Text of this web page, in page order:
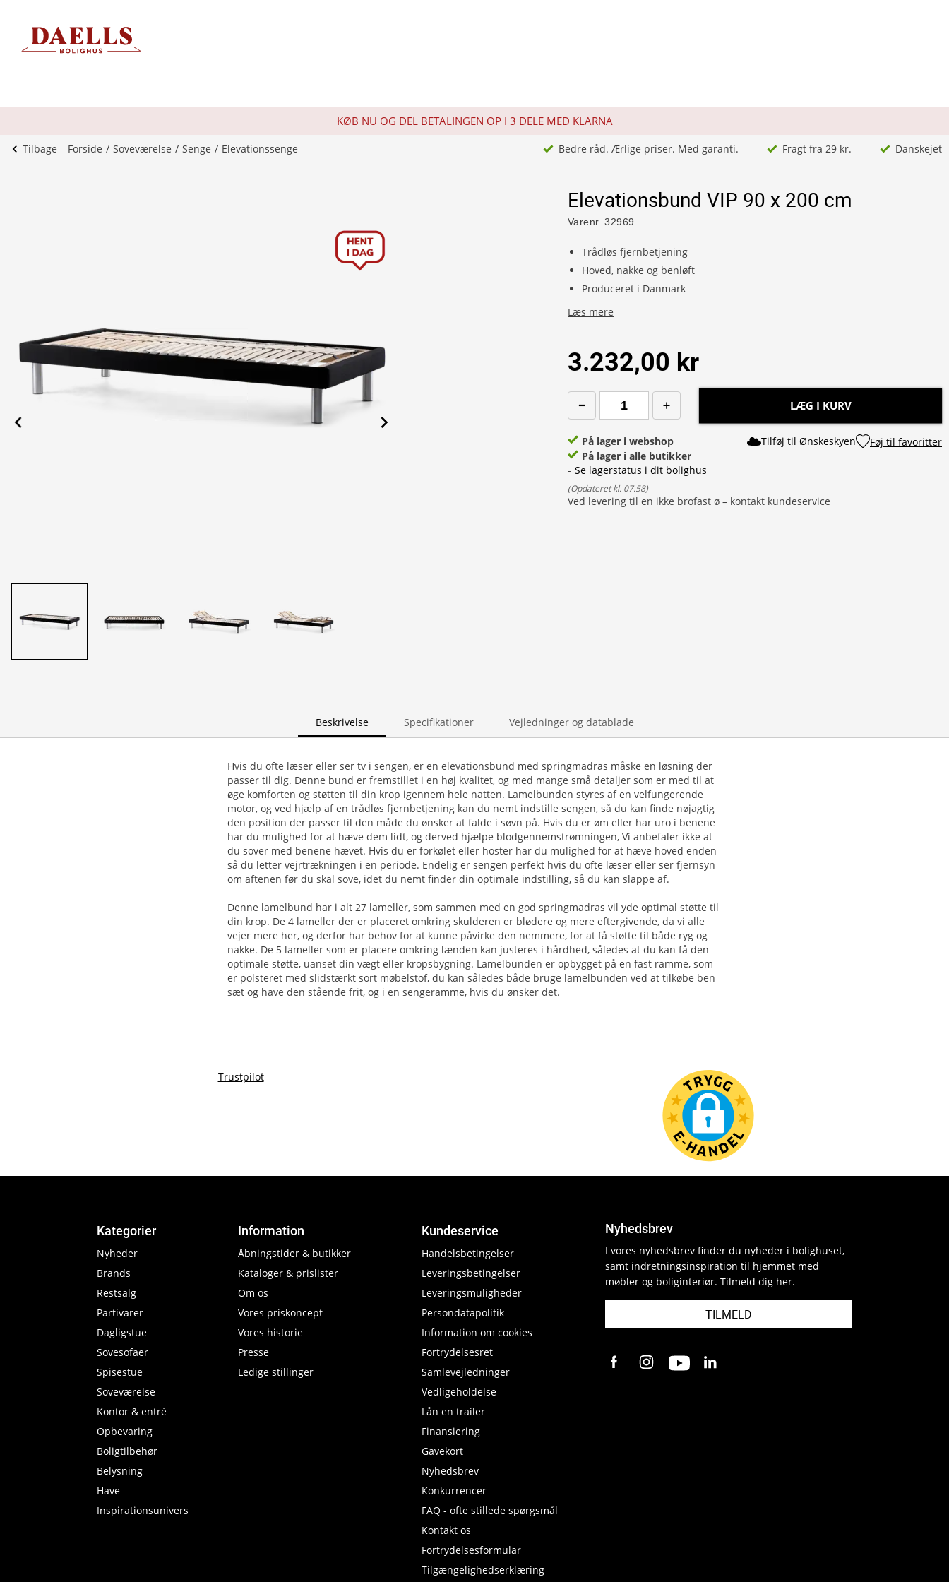
KØB NU OG DEL BETALINGEN OP I 3 DELE MED KLARNA
Tilbage Forside Soveværelse Senge Elevationssenge Bedre råd. Ærlige priser. Med garanti. Fragt fra 29 kr. Danskejet
Elevationsbund VIP 90 x 200 cm
Varenr. 32969
Trådløs fjernbetjening
Hoved, nakke og benløft
Produceret i Danmark
Læs mere
3.232,00 kr
LÆG I KURV
På lager i webshop
På lager i alle butikker
- Se lagerstatus i dit bolighus
(Opdateret kl. 07.58)
Tilføj til Ønskeskyen Føj til favoritter
Ved levering til en ikke brofast ø – kontakt kundeservice
Beskrivelse Specifikationer Vejledninger og datablade
Hvis du ofte læser eller ser tv i sengen, er en elevationsbund med springmadras måske en løsning der
passer til dig. Denne bund er fremstillet i en høj kvalitet, og med mange små detaljer som er med til at
øge komforten og støtten til din krop igennem hele natten. Lamelbunden styres af en velfungerende
motor, og ved hjælp af en trådløs fjernbetjening kan du nemt indstille sengen, så du kan finde nøjagtig
den position der passer til den måde du ønsker at falde i søvn på. Hvis du er øm eller har uro i benene
har du mulighed for at hæve dem lidt, og derved hjælpe blodgennemstrømningen, Vi anbefaler ikke at
du sover med benene hævet. Hvis du er forkølet eller hoster har du mulighed for at hæve hoved enden
så du letter vejrtrækningen i en periode. Endelig er sengen perfekt hvis du ofte læser eller ser fjernsyn
om aftenen før du skal sove, idet du nemt finder din optimale indstilling, så du kan slappe af.
Denne lamelbund har i alt 27 lameller, som sammen med en god springmadras vil yde optimal støtte til
din krop. De 4 lameller der er placeret omkring skulderen er blødere og mere eftergivende, da vi alle
vejer mere her, og derfor har behov for at kunne påvirke den nemmere, for at få støtte til både ryg og
nakke. De 5 lameller som er placere omkring lænden kan justeres i hårdhed, således at du kan få den
optimale støtte, uanset din vægt eller kropsbygning. Lamelbunden er opbygget på en fast ramme, som
er polsteret med slidstærkt sort møbelstof, du kan således både bruge lamelbunden ved at tilkøbe ben
sæt og have den stående frit, og i en sengeramme, hvis du ønsker det.
Trustpilot
Kategorier
Nyheder
Brands
Restsalg
Partivarer
Dagligstue
Sovesofaer
Spisestue
Soveværelse
Kontor & entré
Opbevaring
Boligtilbehør
Belysning
Have
Inspirationsunivers
Information
Åbningstider & butikker
Kataloger & prislister
Om os
Vores priskoncept
Vores historie
Presse
Ledige stillinger
Kundeservice
Handelsbetingelser
Leveringsbetingelser
Leveringsmuligheder
Persondatapolitik
Information om cookies
Fortrydelsesret
Samlevejledninger
Vedligeholdelse
Lån en trailer
Finansiering
Gavekort
Nyhedsbrev
Konkurrencer
FAQ - ofte stillede spørgsmål
Kontakt os
Fortrydelsesformular
Tilgængelighedserklæring
Nyhedsbrev
I vores nyhedsbrev finder du nyheder i bolighuset,
samt indretningsinspiration til hjemmet med
møbler og boliginteriør. Tilmeld dig her.
TILMELD